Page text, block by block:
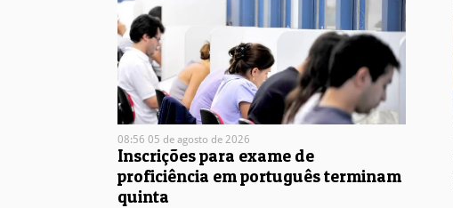
08:56 05 de agosto de 2026
Inscrições para exame de
proficiência em português terminam
quinta